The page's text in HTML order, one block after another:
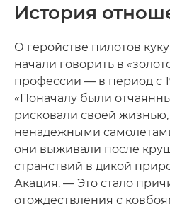
История
О геройстве пилотов
начали говорить в
профессии — в период с
«Поначалу были
рисковали своей
ненадежными
они выживали после
странствий в дикой
Акация. — Это стало
отождествления с